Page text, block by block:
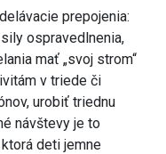
prepojenia:
ospravedlnenia,
mať „svoj strom“
v triede či
urobiť triednu
návštevy je to
deti jemne